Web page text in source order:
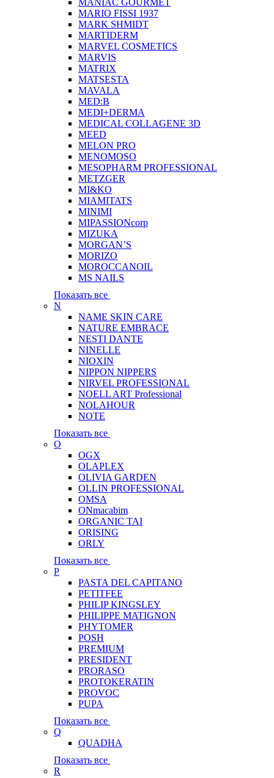
MANIAC GOURMET
MARIO FISSI 1937
MARK SHMIDT
MARTIDERM
MARVEL COSMETICS
MARVIS
MATRIX
MATSESTA
MAVALA
MED:B
MEDI+DERMA
MEDICAL COLLAGENE 3D
MEED
MELON PRO
MENOMOSO
MESOPHARM PROFESSIONAL
METZGER
MI&KO
MIAMITATS
MINIMI
MIPASSIONcorp
MIZUKA
MORGAN’S
MORIZO
MOROCCANOIL
MS NAILS
Показать все
N
NAME SKIN CARE
NATURE EMBRACE
NESTI DANTE
NINELLE
NIOXIN
NIPPON NIPPERS
NIRVEL PROFESSIONAL
NOELL ART Professional
NOLAHOUR
NOTE
Показать все
O
OGX
OLAPLEX
OLIVIA GARDEN
OLLIN PROFESSIONAL
OMSA
ONmacabim
ORGANIC TAI
ORISING
ORLY
Показать все
P
PASTA DEL CAPITANO
PETITFEE
PHILIP KINGSLEY
PHILIPPE MATIGNON
PHYTOMER
POSH
PREMIUM
PRESIDENT
PRORASO
PROTOKERATIN
PROVOC
PUPA
Показать все
Q
QUADHA
Показать все
R